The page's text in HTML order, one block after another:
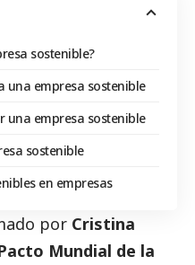
sostenible?
una empresa sostenible
una empresa sostenible
sostenible
en empresas
por Cristina
Mundial de la